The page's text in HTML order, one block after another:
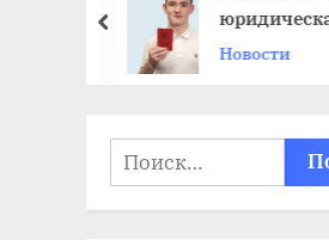
Новости
prev
Найти: